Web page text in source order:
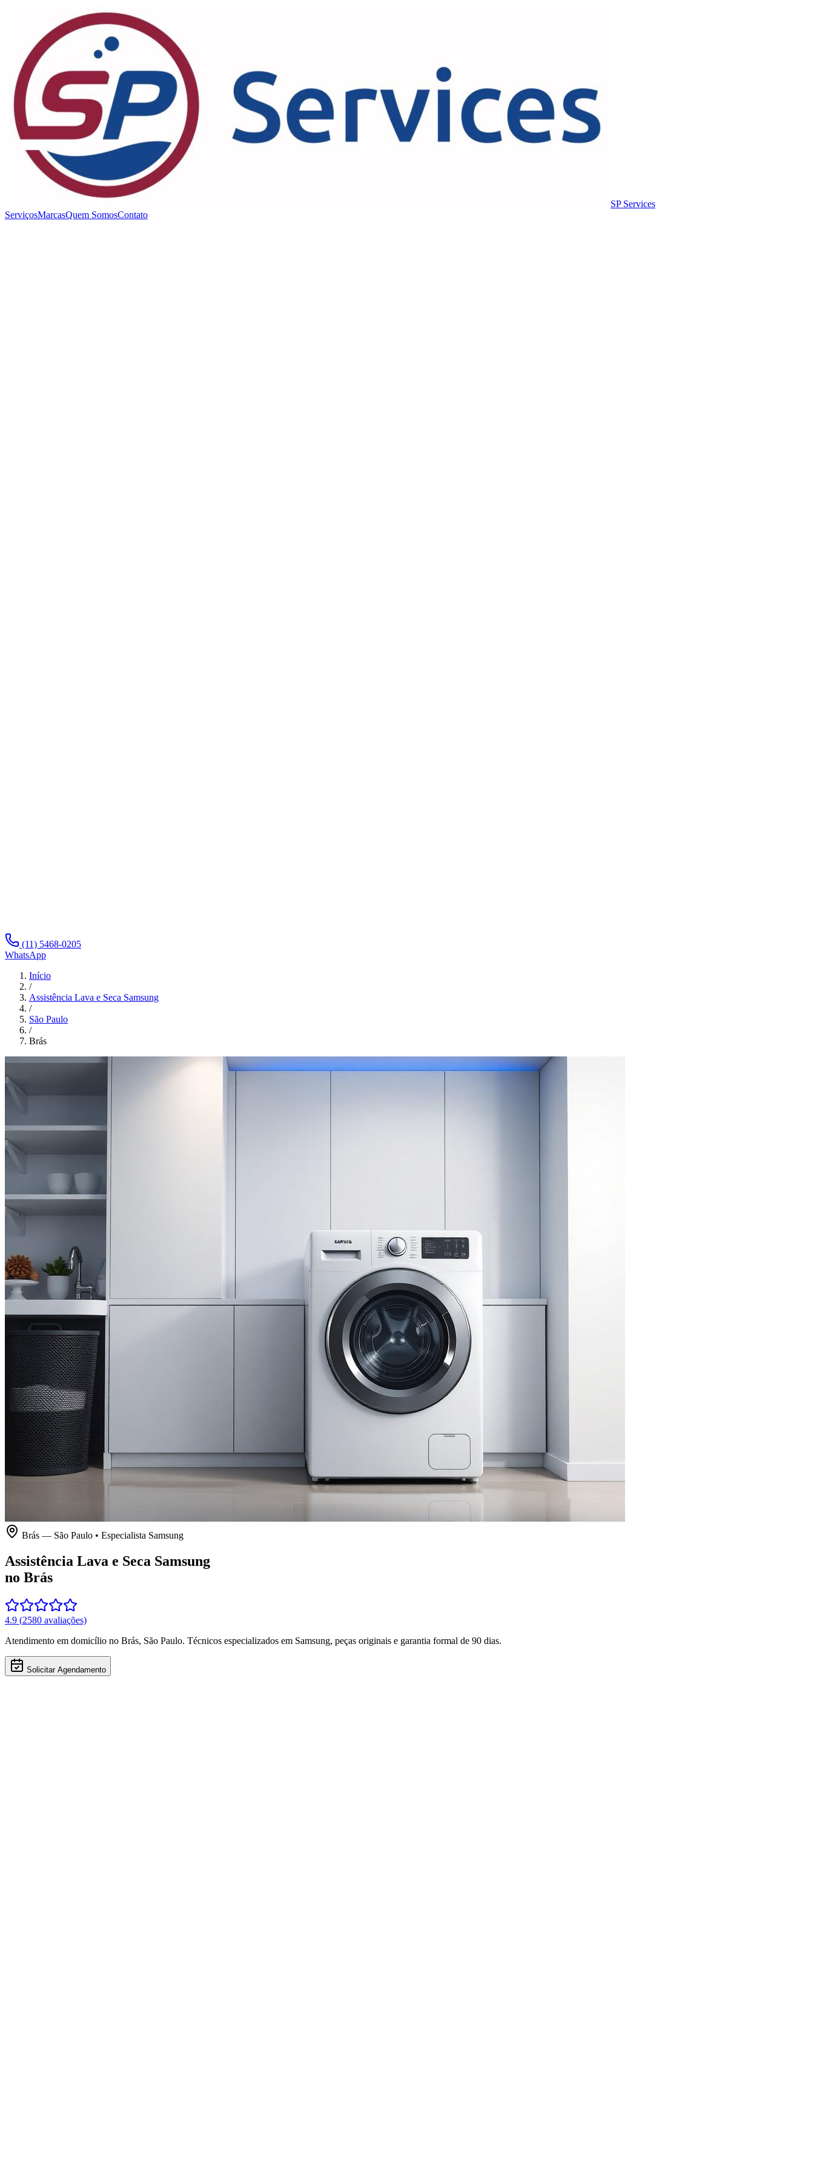
SP Services
ServiçosMarcasQuem SomosContato
(11) 5468-0205
WhatsApp
Início
/
Assistência Lava e Seca Samsung
/
São Paulo
/
Brás
Brás — São Paulo • Especialista Samsung
Assistência Lava e Seca Samsung
no Brás
4.9 (2580 avaliações)
Atendimento em domicílio no Brás, São Paulo. Técnicos especializados em Samsung, peças originais e garantia formal de 90 dias.
Solicitar Agendamento